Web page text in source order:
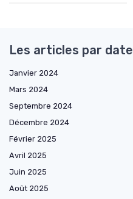
Les articles par date
Janvier 2024
Mars 2024
Septembre 2024
Décembre 2024
Février 2025
Avril 2025
Juin 2025
Août 2025